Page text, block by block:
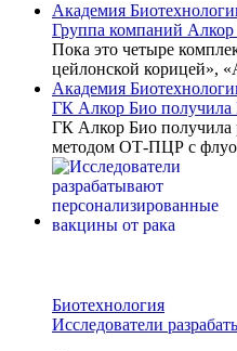
Академия
Группа компаний
Пока это четыре
цейлонской корицей»,
Академия
ГК Алкор Био получила
ГК Алкор Био получила
методом ОТ-ПЦР с
Биотехнология
Исследователи